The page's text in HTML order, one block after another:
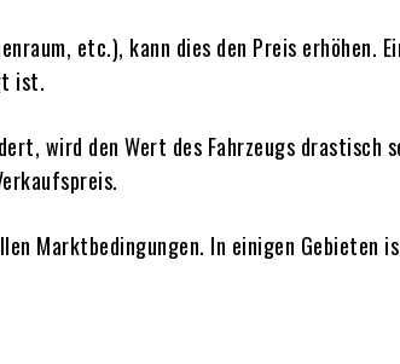
etc.), kann dies den Preis erhöhen.
ist.
wird den Wert des Fahrzeugs drastisch
Marktbedingungen. In einigen Gebieten